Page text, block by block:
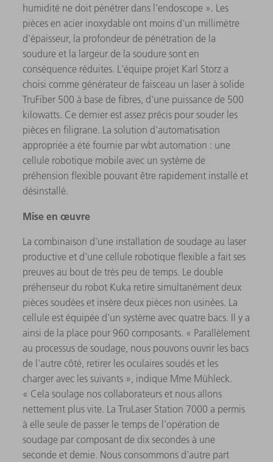
humidité ne doit pénétrer dans l'endoscope ». Les
pièces en acier inoxydable ont moins d'un millimètre
d'épaisseur, la profondeur de pénétration de la
soudure et la largeur de la soudure sont en
conséquence réduites. L'équipe projet Karl Storz a
choisi comme générateur de faisceau un laser à solide
TruFiber 500 à base de fibres, d'une puissance de 500
kilowatts. Ce dernier est assez précis pour souder les
pièces en filigrane. La solution d'automatisation
appropriée a été fournie par wbt automation : une
cellule robotique mobile avec un système de
préhension flexible pouvant être rapidement installé et
désinstallé.
Mise en œuvre
La combinaison d'une installation de soudage au laser
productive et d'une cellule robotique flexible a fait ses
preuves au bout de très peu de temps. Le double
préhenseur du robot Kuka retire simultanément deux
pièces soudées et insère deux pièces non usinées. La
cellule est équipée d'un système avec quatre bacs. Il y a
ainsi de la place pour 960 composants. « Parallèlement
au processus de soudage, nous pouvons ouvrir les bacs
de l'autre côté, retirer les oculaires soudés et les
charger avec les suivants », indique Mme Mühleck.
« Cela soulage nos collaborateurs et nous allons
nettement plus vite. La TruLaser Station 7000 a permis
à elle seule de passer le temps de l'opération de
soudage par composant de dix secondes à une
seconde et demie. Nous consommons d'autre part